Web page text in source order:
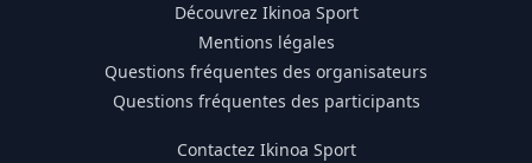
Découvrez Ikinoa Sport
Mentions légales
Questions fréquentes des organisateurs
Questions fréquentes des participants
Contactez Ikinoa Sport